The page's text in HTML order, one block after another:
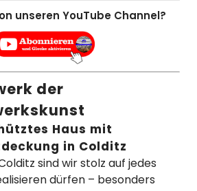
unseren YouTube Channel?
der
Haus mit
in Colditz
sind wir stolz auf jedes
dürfen – besonders